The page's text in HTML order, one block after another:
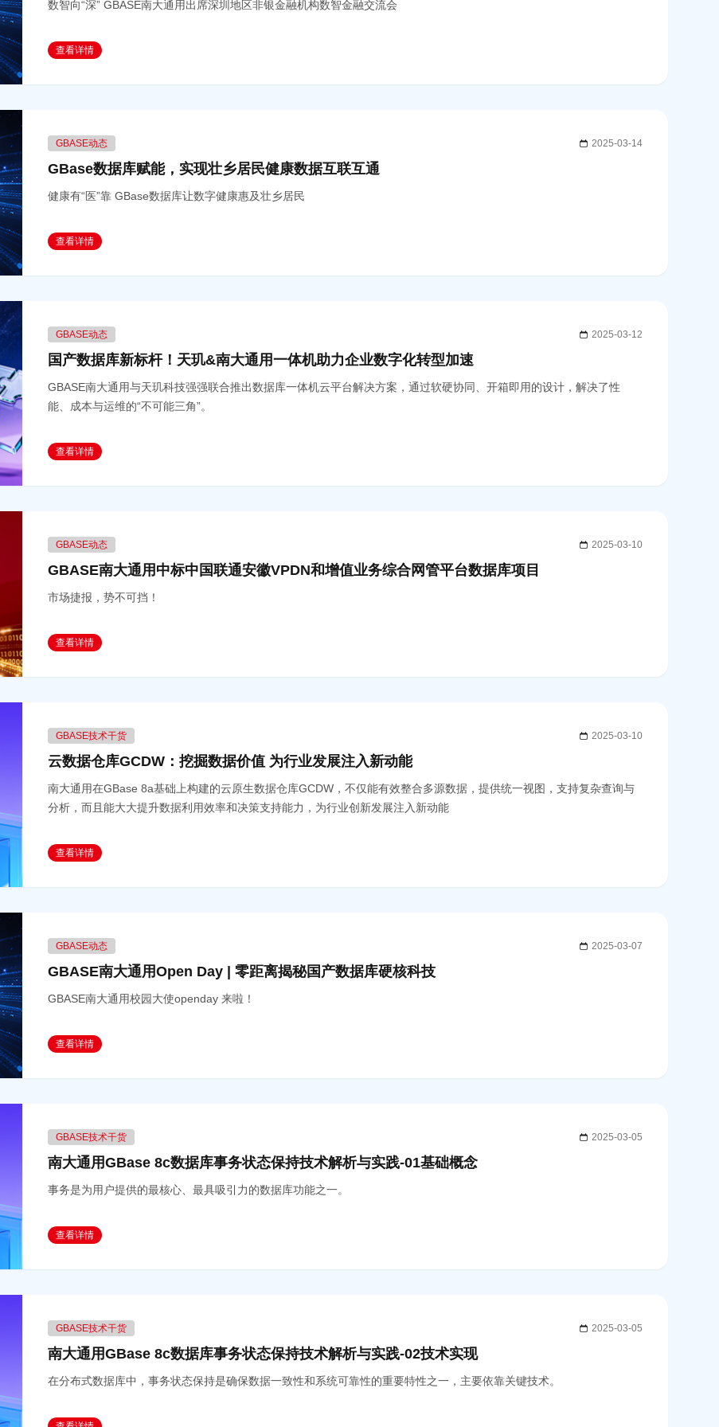
数智向“深” GBASE南大通用出席深圳地区非银金融机构数智金融交流会
查看详情
GBASE动态 2025-03-14
GBase数据库赋能，实现壮乡居民健康数据互联互通
健康有“医”靠 GBase数据库让数字健康惠及壮乡居民
查看详情
GBASE动态 2025-03-12
国产数据库新标杆！天玑&南大通用一体机助力企业数字化转型加速
GBASE南大通用与天玑科技强强联合推出数据库一体机云平台解决方案，通过软硬协同、开箱即用的设计，解决了性
能、成本与运维的“不可能三角”。
查看详情
GBASE动态 2025-03-10
GBASE南大通用中标中国联通安徽VPDN和增值业务综合网管平台数据库项目
市场捷报，势不可挡！
查看详情
GBASE技术干货 2025-03-10
云数据仓库GCDW：挖掘数据价值 为行业发展注入新动能
南大通用在GBase 8a基础上构建的云原生数据仓库GCDW，不仅能有效整合多源数据，提供统一视图，支持复杂查询与
分析，而且能大大提升数据利用效率和决策支持能力，为行业创新发展注入新动能
查看详情
GBASE动态 2025-03-07
GBASE南大通用Open Day | 零距离揭秘国产数据库硬核科技
GBASE南大通用校园大使openday 来啦！
查看详情
GBASE技术干货 2025-03-05
南大通用GBase 8c数据库事务状态保持技术解析与实践-01基础概念
事务是为用户提供的最核心、最具吸引力的数据库功能之一。
查看详情
GBASE技术干货 2025-03-05
南大通用GBase 8c数据库事务状态保持技术解析与实践-02技术实现
在分布式数据库中，事务状态保持是确保数据一致性和系统可靠性的重要特性之一，主要依靠关键技术。